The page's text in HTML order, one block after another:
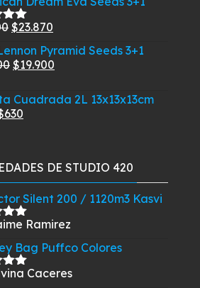
era:
$22.610.$18.910.
El
precio
original
$27.600.
$23.870
precio
actual
$23.870.
Pyramid Seeds 3+1
El
original
era:
$19.900
actual
Cuadrada 2L 13x13x13cm
630
es:
$630.
DE STUDIO 420
Silent 200 / 1120m3 Kasvi
Ramirez
Bag Puffco Colores
Caceres